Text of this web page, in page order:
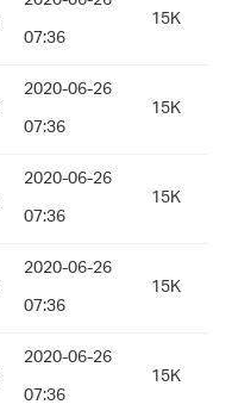
07:36
15K
2020-06-26
07:36
15K
2020-06-26
07:36
15K
2020-06-26
07:36
15K
2020-06-26
07:36
15K